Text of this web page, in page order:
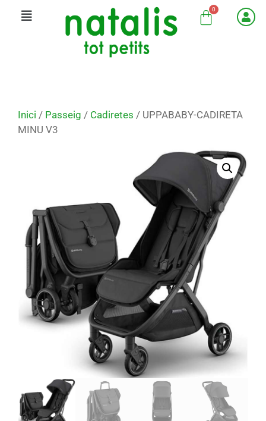
Inici / Passeig / Cadiretes / UPPABABY-CADIRETA
MINU V3